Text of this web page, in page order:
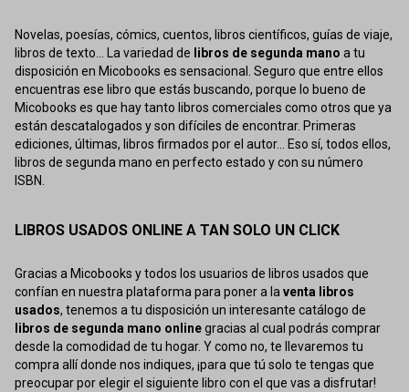
Novelas, poesías, cómics, cuentos, libros científicos, guías de viaje,
libros de texto... La variedad de libros de segunda mano a tu
disposición en Micobooks es sensacional. Seguro que entre ellos
encuentras ese libro que estás buscando, porque lo bueno de
Micobooks es que hay tanto libros comerciales como otros que ya
están descatalogados y son difíciles de encontrar. Primeras
ediciones, últimas, libros firmados por el autor... Eso sí, todos ellos,
libros de segunda mano en perfecto estado y con su número
ISBN.
LIBROS USADOS ONLINE A TAN SOLO UN CLICK
Gracias a Micobooks y todos los usuarios de libros usados que
confían en nuestra plataforma para poner a laventa libros
usados, tenemos a tu disposición un interesante catálogo de
libros de segunda mano onlinegracias al cual podrás comprar
desde la comodidad de tu hogar. Y como no, te llevaremos tu
compra allí donde nos indiques, ¡para que tú solo te tengas que
preocupar por elegir el siguiente libro con el que vas a disfrutar!